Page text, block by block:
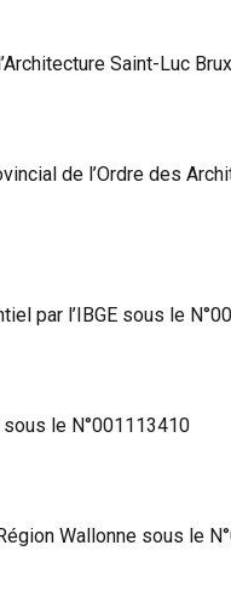
Saint-Luc
de l’Ordre des
par l’IBGE sous le
sous le N°001113410
Wallonne sous le